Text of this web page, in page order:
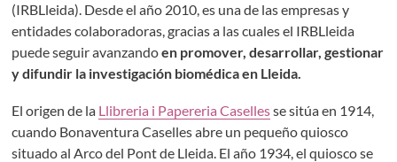
(IRBLleida). Desde el año 2010, es una de las empresas y
entidades colaboradoras, gracias a las cuales el IRBLleida
puede seguir avanzandoen promover, desarrollar, gestionar
y difundir la investigación biomédica en Lleida.
El origen de la Llibreria i Papereria Casellesse sitúa en 1914,
cuando Bonaventura Caselles abre un pequeño quiosco
situado al Arco del Pont de Lleida. El año 1934, el quiosco se